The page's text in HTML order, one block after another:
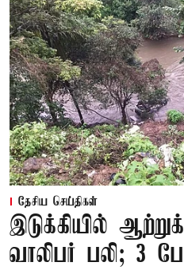
தேசிய செய்திகள்
இடுக்கியில்
வாலிபர் பலி; 3